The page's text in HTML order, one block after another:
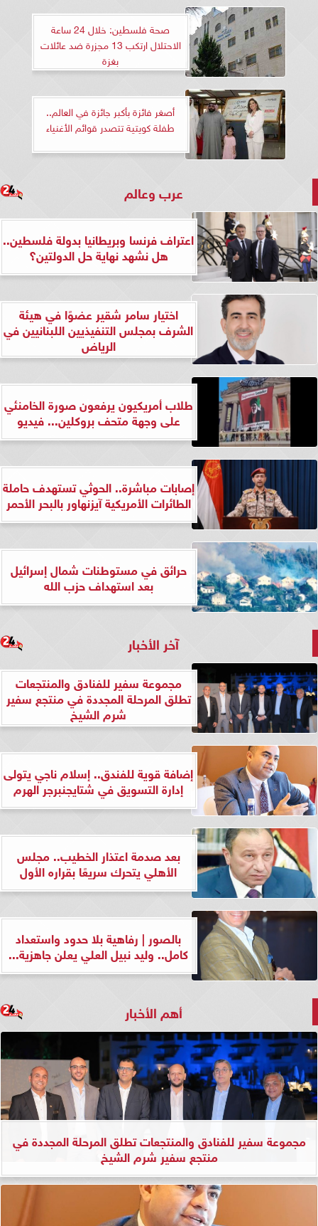
صحة فلسطين: خلال 24 ساعة
الاحتلال ارتكب 13 مجزرة ضد عائلات
بغزة
أصغر فائزة بأكبر جائزة في العالم..
طفلة كويتية تتصدر قوائم الأغنياء
عرب وعالم
اعتراف فرنسا وبريطانيا بدولة فلسطين..
هل نشهد نهاية حل الدولتين؟
اختيار سامر شقير عضوًا في هيئة
الشرف بمجلس التنفيذيين اللبنانيين في
الرياض
طلاب أمريكيون يرفعون صورة الخامنئي
على وجهة متحف بروكلين... فيديو
إصابات مباشرة.. الحوثي تستهدف حاملة
الطائرات الأمريكية آيزنهاور بالبحر الأحمر
حرائق في مستوطنات شمال إسرائيل
بعد استهداف حزب الله
آخر الأخبار
مجموعة سفير للفنادق والمنتجعات
تطلق المرحلة المجددة في منتجع سفير
شرم الشيخ
إضافة قوية للفندق.. إسلام ناجي يتولى
إدارة التسويق في شتايجنبرجر الهرم
بعد صدمة اعتذار الخطيب.. مجلس
الأهلي يتحرك سريعًا بقراره الأول
بالصور | رفاهية بلا حدود واستعداد
كامل.. وليد نبيل العلي يعلن جاهزية...
أهم الأخبار
مجموعة سفير للفنادق والمنتجعات تطلق المرحلة المجددة في
منتجع سفير شرم الشيخ